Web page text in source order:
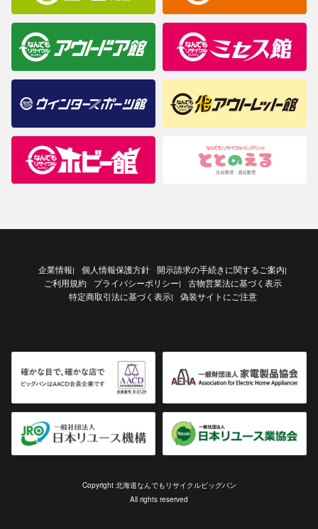
企業情報| 個人情報保護方針 開示請求の手続きに関するご案内|
ご利用規約 プライバシーポリシー|
古物営業法に基づく表示
特定商取引法に基づく表示| 偽装サイトにご注意
Copyright 北海道なんでもリサイクルビッグバン
All rights reserved